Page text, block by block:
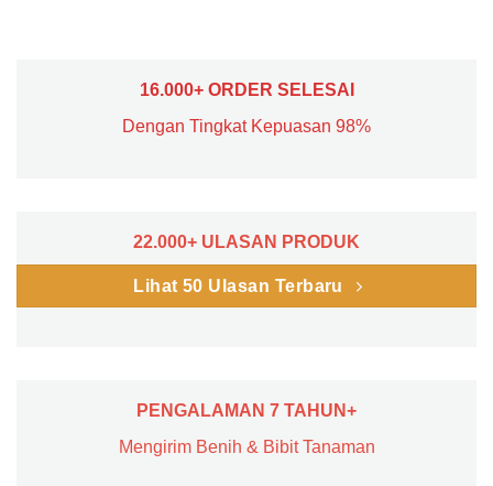
16.000+ ORDER SELESAI
Dengan Tingkat Kepuasan 98%
22.000+ ULASAN PRODUK
Lihat 50 Ulasan Terbaru
PENGALAMAN 7 TAHUN+
Mengirim Benih & Bibit Tanaman